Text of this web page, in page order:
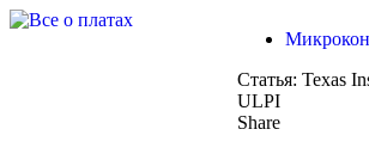
Статья: Texas
ULPI
Share